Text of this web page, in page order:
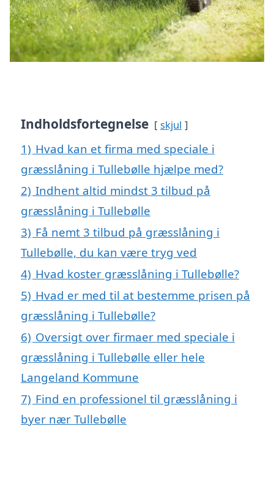
Indholdsfortegnelse skjul
1) Hvad kan et firma med speciale i
græsslåning i Tullebølle hjælpe med?
2) Indhent altid mindst 3 tilbud på
græsslåning i Tullebølle
3) Få nemt 3 tilbud på græsslåning i
Tullebølle, du kan være tryg ved
4) Hvad koster græsslåning i Tullebølle?
5) Hvad er med til at bestemme prisen på
græsslåning i Tullebølle?
6) Oversigt over firmaer med speciale i
græsslåning i Tullebølle eller hele
Langeland Kommune
7) Find en professionel til græsslåning i
byer nær Tullebølle